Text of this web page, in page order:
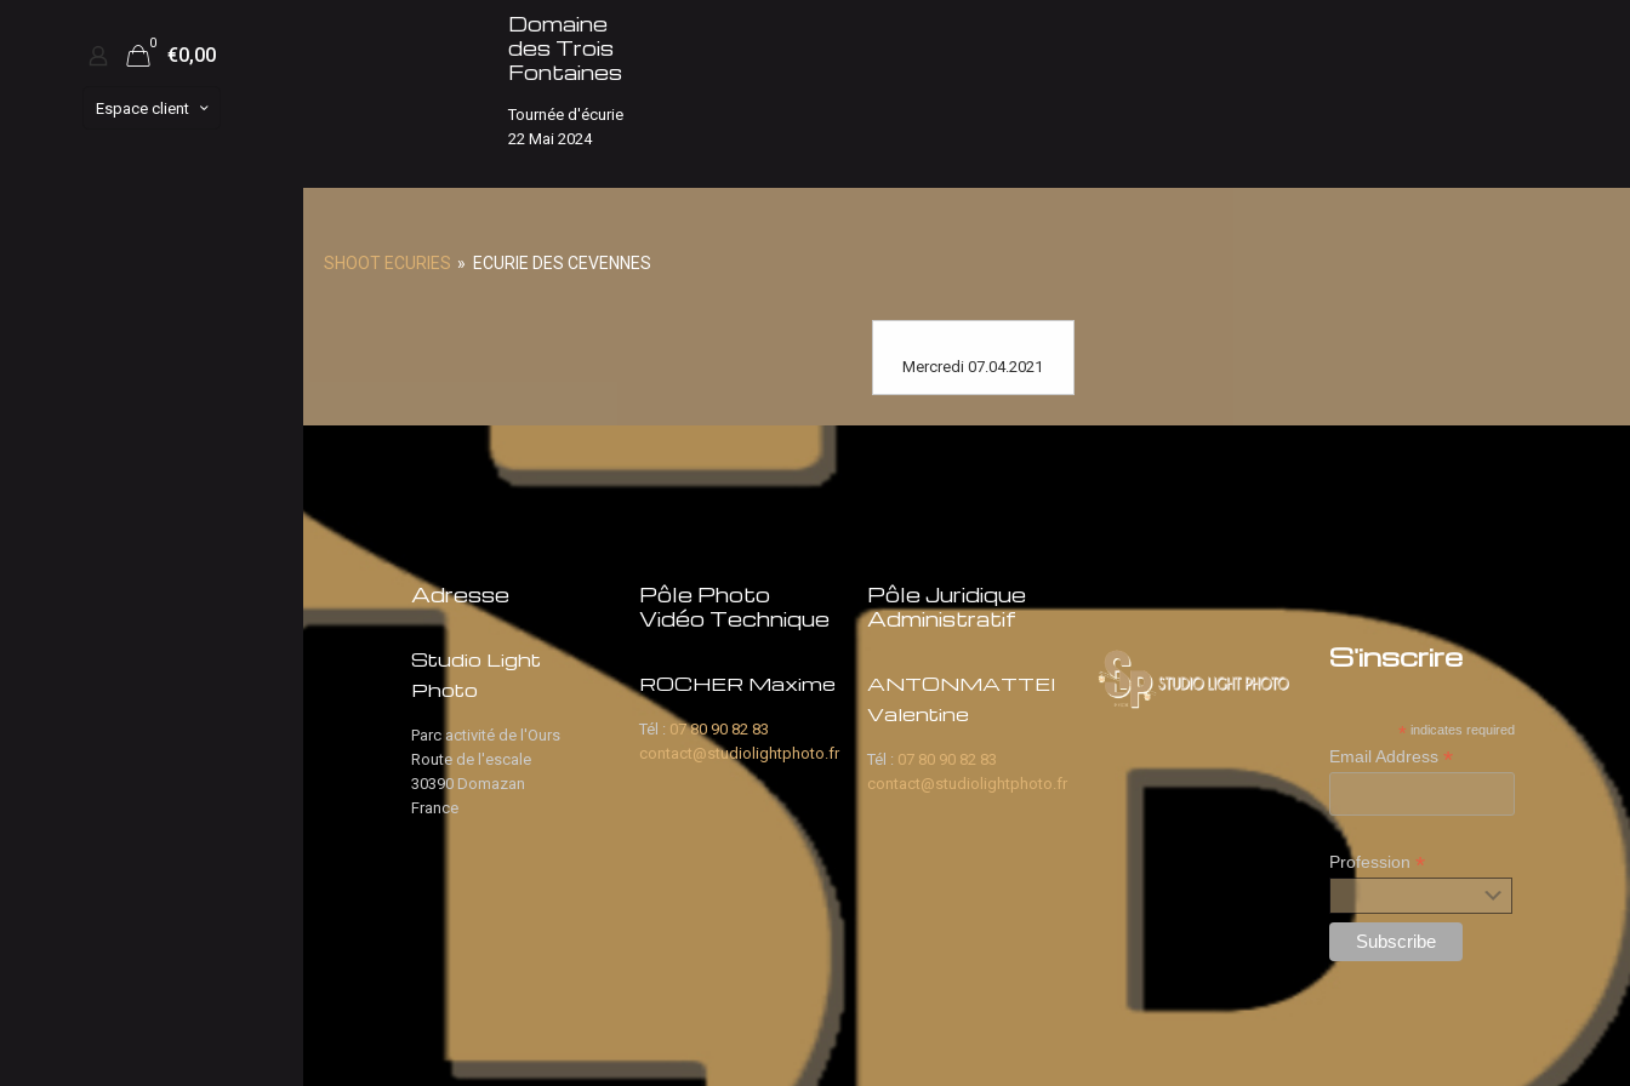
0
€0,00
Espace client
Domaine
des Trois
Fontaines
Tournée d'écurie
22 Mai 2024
SHOOT ECURIES » ECURIE DES CEVENNES
Mercredi 07.04.2021
Adresse
Studio Light
Photo
Parc activité de l'Ours
Route de l'escale
30390 Domazan
France
Pôle Photo
Vidéo Technique
ROCHER Maxime
Tél : 07 80 90 82 83
contact@studiolightphoto.fr
Pôle Juridique
Administratif
ANTONMATTEI
Valentine
Tél : 07 80 90 82 83
contact@studiolightphoto.fr
S'inscrire
* indicates required
Email Address *
Profession *